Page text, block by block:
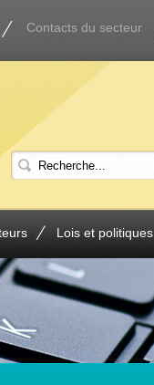
Contacts du secteur
Lois et politiques